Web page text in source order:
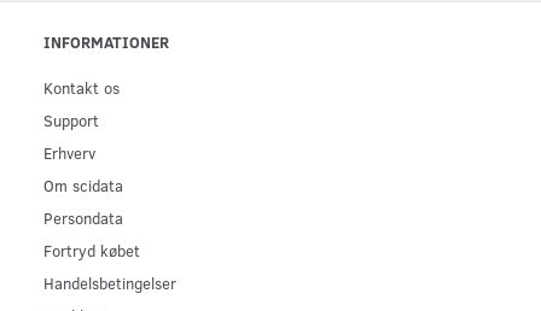
INFORMATIONER
Kontakt os
Support
Erhverv
Om scidata
Persondata
Fortryd købet
Handelsbetingelser